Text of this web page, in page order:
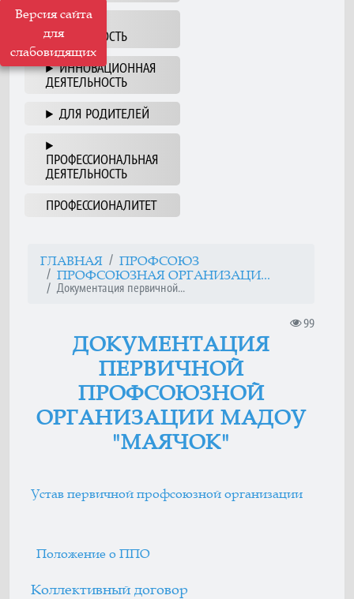
Версия сайта
для
слабовидящих
НАША
ДЕЯТЕЛЬНОСТЬ
ИННОВАЦИОННАЯ
ДЕЯТЕЛЬНОСТЬ
ДЛЯ РОДИТЕЛЕЙ
ПРОФЕССИОНАЛЬНАЯ
ДЕЯТЕЛЬНОСТЬ
ПРОФЕССИОНАЛИТЕТ
ГЛАВНАЯ
ПРОФСОЮЗ
ПРОФСОЮЗНАЯ ОРГАНИЗАЦИ...
Документация первичной...
99
ДОКУМЕНТАЦИЯ
ПЕРВИЧНОЙ
ПРОФСОЮЗНОЙ
ОРГАНИЗАЦИИ МАДОУ
"МАЯЧОК"
Устав первичной профсоюзной организации
Положение о ППО
Коллективный договор